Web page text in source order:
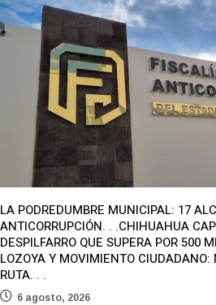
LA PODREDUMBRE MUNICIPAL: 17
ANTICORRUPCIÓN. . .CHIHUAHUA
DESPILFARRO QUE SUPERA POR 500
LOZOYA Y MOVIMIENTO CIUDADANO:
RUTA. . .
6 agosto, 2026